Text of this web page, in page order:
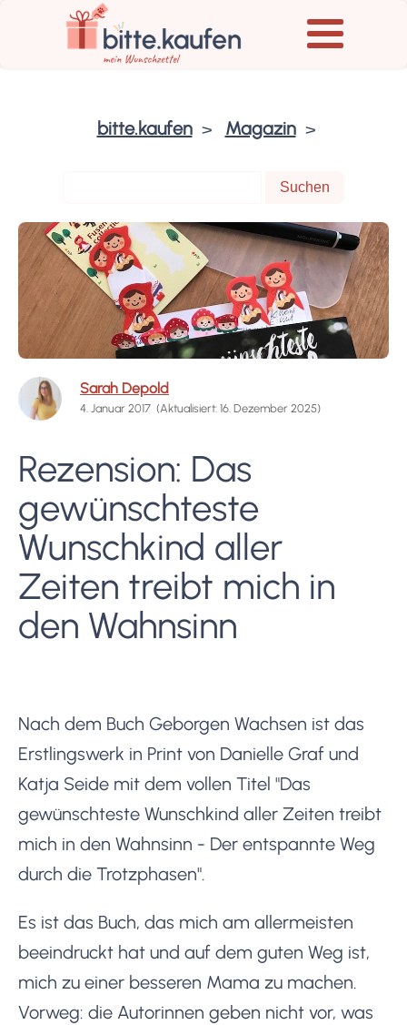
bitte.kaufen Magazin
Sarah Depold
4. Januar 2017 (Aktualisiert: 16. Dezember 2025)
Rezension: Das
gewünschteste
Wunschkind aller
Zeiten treibt mich in
den Wahnsinn
Nach dem Buch Geborgen Wachsen ist das
Erstlingswerk in Print von Danielle Graf und
Katja Seide mit dem vollen Titel "Das
gewünschteste Wunschkind aller Zeiten treibt
mich in den Wahnsinn - Der entspannte Weg
durch die Trotzphasen".
Es ist das Buch, das mich am allermeisten
beeindruckt hat und auf dem guten Weg ist,
mich zu einer besseren Mama zu machen.
Vorweg: die Autorinnen geben nicht vor, was